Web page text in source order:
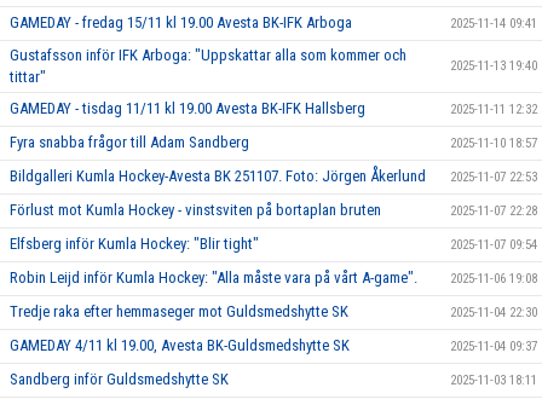
GAMEDAY - fredag 15/11 kl 19.00 Avesta BK-IFK Arboga 2025-11-14 09:41
Gustafsson inför IFK Arboga: "Uppskattar alla som kommer och
tittar"
2025-11-13 19:40
GAMEDAY - tisdag 11/11 kl 19.00 Avesta BK-IFK Hallsberg 2025-11-11 12:32
Fyra snabba frågor till Adam Sandberg 2025-11-10 18:57
Bildgalleri Kumla Hockey-Avesta BK 251107. Foto: Jörgen Åkerlund 2025-11-07 22:53
Förlust mot Kumla Hockey - vinstsviten på bortaplan bruten 2025-11-07 22:28
Elfsberg inför Kumla Hockey: "Blir tight" 2025-11-07 09:54
Robin Leijd inför Kumla Hockey: "Alla måste vara på vårt A-game". 2025-11-06 19:08
Tredje raka efter hemmaseger mot Guldsmedshytte SK 2025-11-04 22:30
GAMEDAY 4/11 kl 19.00, Avesta BK-Guldsmedshytte SK 2025-11-04 09:37
Sandberg inför Guldsmedshytte SK 2025-11-03 18:11